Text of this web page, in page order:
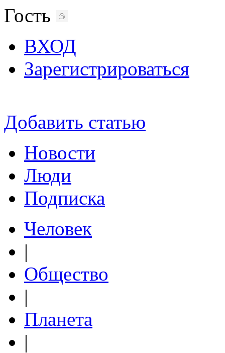
Гость
ВХОД
Зарегистрироваться
Добавить статью
Новости
Люди
Подписка
Человек
|
Общество
|
Планета
|